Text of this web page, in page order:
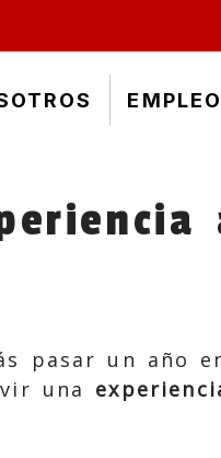
EMPLEO
pasar un año
una